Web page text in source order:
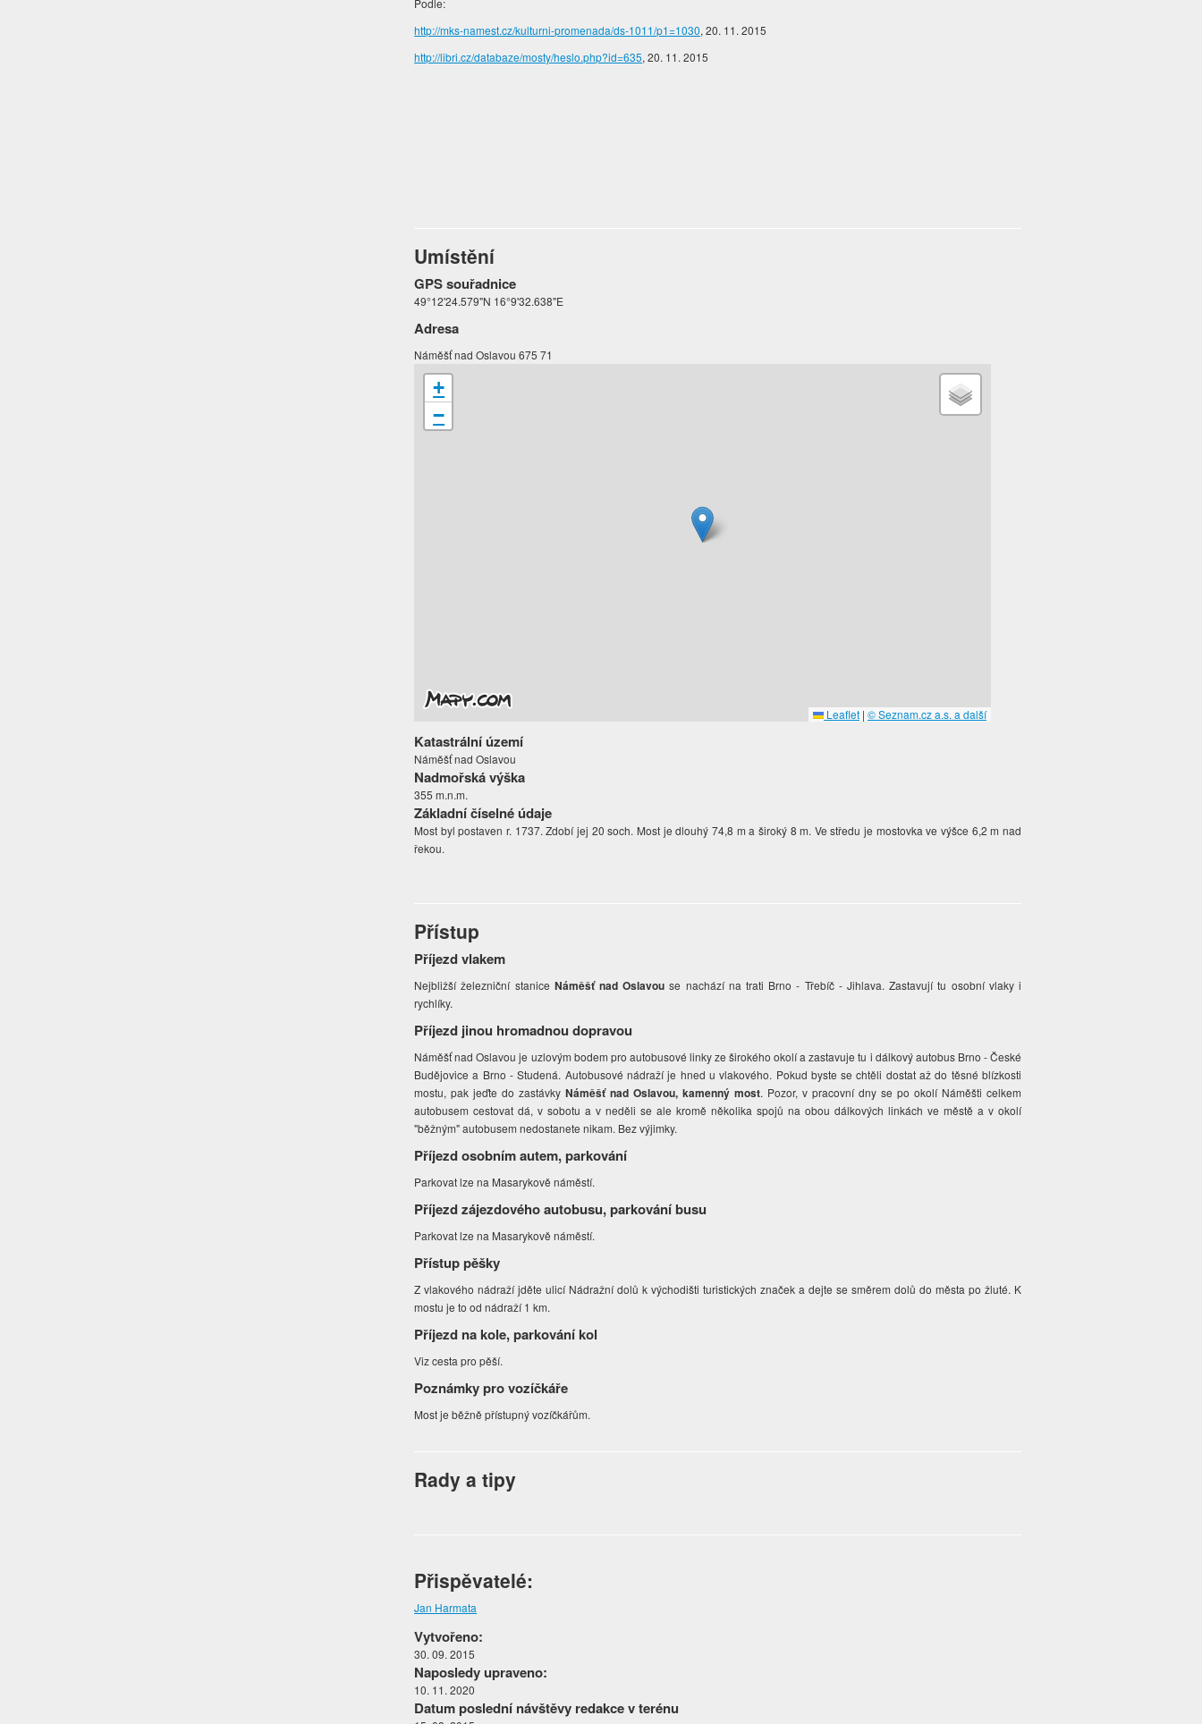
Podle:
http://mks-namest.cz/kulturni-promenada/ds-1011/p1=1030, 20. 11. 2015
http://libri.cz/databaze/mosty/heslo.php?id=635, 20. 11. 2015
Umístění
GPS souřadnice
49°12'24.579"N 16°9'32.638"E
Adresa
Náměšť nad Oslavou 675 71
+
−
Leaflet | © Seznam.cz a.s. a další
Katastrální území
Náměšť nad Oslavou
Nadmořská výška
355 m.n.m.
Základní číselné údaje
Most byl postaven r. 1737. Zdobí jej 20 soch. Most je dlouhý 74,8 m a široký 8 m. Ve středu je mostovka ve výšce 6,2 m nad
řekou.
Přístup
Příjezd vlakem
Nejbližší železniční stanice Náměšť nad Oslavou se nachází na trati Brno - Třebíč - Jihlava. Zastavují tu osobní vlaky i
rychlíky.
Příjezd jinou hromadnou dopravou
Náměšť nad Oslavou je uzlovým bodem pro autobusové linky ze širokého okolí a zastavuje tu i dálkový autobus Brno - České
Budějovice a Brno - Studená. Autobusové nádraží je hned u vlakového. Pokud byste se chtěli dostat až do těsné blízkosti
mostu, pak jeďte do zastávky Náměšť nad Oslavou, kamenný most. Pozor, v pracovní dny se po okolí Náměšti celkem
autobusem cestovat dá, v sobotu a v neděli se ale kromě několika spojů na obou dálkových linkách ve městě a v okolí
"běžným" autobusem nedostanete nikam. Bez výjimky.
Příjezd osobním autem, parkování
Parkovat lze na Masarykově náměstí.
Příjezd zájezdového autobusu, parkování busu
Parkovat lze na Masarykově náměstí.
Přístup pěšky
Z vlakového nádraží jděte ulicí Nádražní dolů k východišti turistických značek a dejte se směrem dolů do města po žluté. K
mostu je to od nádraží 1 km.
Příjezd na kole, parkování kol
Viz cesta pro pěší.
Poznámky pro vozíčkáře
Most je běžně přístupný vozíčkářům.
Rady a tipy
Přispěvatelé:
Jan Harmata
Vytvořeno:
30. 09. 2015
Naposledy upraveno:
10. 11. 2020
Datum poslední návštěvy redakce v terénu